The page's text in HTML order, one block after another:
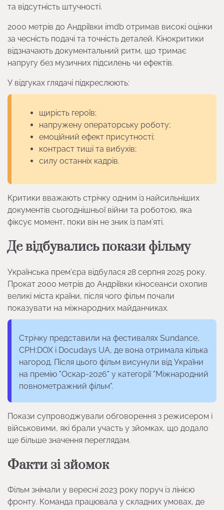
та відсутність штучності.
2000 метрів до Андріївки imdb отримав високі оцінки
за чесність подачі та точність деталей. Кінокритики
відзначають документальний ритм, що тримає
напругу без музичних підсилень чи ефектів.
У відгуках глядачі підкреслюють:
щирість героїв;
напружену операторську роботу;
емоційний ефект присутності;
контраст тиші та вибухів;
силу останніх кадрів.
Критики вважають стрічку одним із найсильніших
документів сьогоднішньої війни та роботою, яка
фіксує момент, поки він не зник із пам’яті.
Де відбувались покази фільму
Українська прем’єра відбулася 28 серпня 2025 року.
Прокат 2000 метрів до Андріївки кіносеанси охопив
великі міста країни, після чого фільм почали
показувати на міжнародних майданчиках.
Стрічку представили на фестивалях Sundance,
CPH:DOX і Docudays UA, де вона отримала кілька
нагород. Після цього фільм висунули від України
на премію "Оскар-2026" у категорії "Міжнародний
повнометражний фільм".
Покази супроводжували обговорення з режисером і
військовими, які брали участь у зйомках, що додало
ще більше значення переглядам.
Факти зі зйомок
Фільм знімали у вересні 2023 року поруч із лінією
фронту. Команда працювала у складних умовах, де